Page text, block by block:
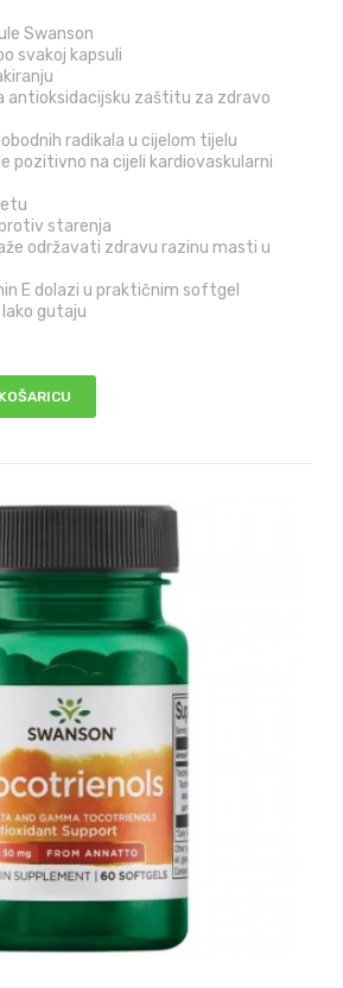
Swanson
svakoj kapsuli
antioksidacijsku zaštitu za zdravo
radikala u cijelom tijelu
pozitivno na cijeli kardiovaskularni
starenja
održavati zdravu razinu masti u
E dolazi u praktičnim softgel
lako gutaju